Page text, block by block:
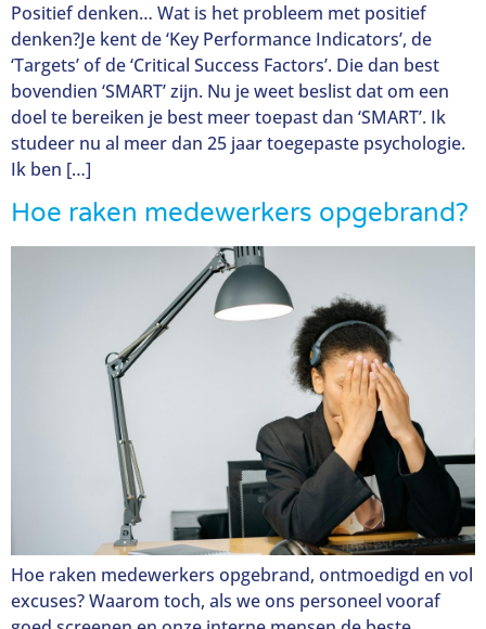
Positief denken… Wat is het probleem met positief
denken?Je kent de ‘Key Performance Indicators’, de
‘Targets’ of de ‘Critical Success Factors’. Die dan best
bovendien ‘SMART’ zijn. Nu je weet beslist dat om een
doel te bereiken je best meer toepast dan ‘SMART’. Ik
studeer nu al meer dan 25 jaar toegepaste psychologie.
Ik ben […]
Hoe raken medewerkers opgebrand?
Hoe raken medewerkers opgebrand, ontmoedigd en vol
excuses? Waarom toch, als we ons personeel vooraf